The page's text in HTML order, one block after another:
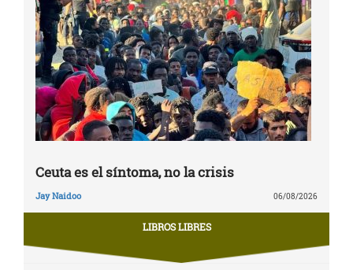
Ceuta es el síntoma, no la crisis
Jay Naidoo 06/08/2026
LIBROS LIBRES